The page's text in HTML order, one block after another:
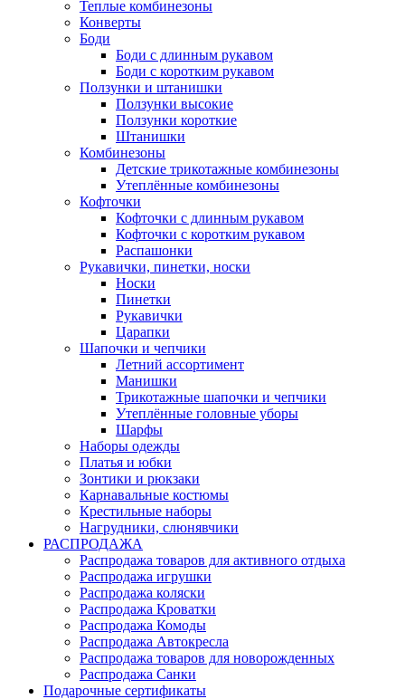
Теплые комбинезоны
Конверты
Боди
Боди с длинным рукавом
Боди с коротким рукавом
Ползунки и штанишки
Ползунки высокие
Ползунки короткие
Штанишки
Комбинезоны
Детские трикотажные комбинезоны
Утеплённые комбинезоны
Кофточки
Кофточки с длинным рукавом
Кофточки с коротким рукавом
Распашонки
Рукавички, пинетки, носки
Носки
Пинетки
Рукавички
Царапки
Шапочки и чепчики
Летний ассортимент
Манишки
Трикотажные шапочки и чепчики
Утеплённые головные уборы
Шарфы
Наборы одежды
Платья и юбки
Зонтики и рюкзаки
Карнавальные костюмы
Крестильные наборы
Нагрудники, слюнявчики
РАСПРОДАЖА
Распродажа товаров для активного отдыха
Распродажа игрушки
Распродажа коляски
Распродажа Кроватки
Распродажа Комоды
Распродажа Автокресла
Распродажа товаров для новорожденных
Распродажа Санки
Подарочные сертификаты